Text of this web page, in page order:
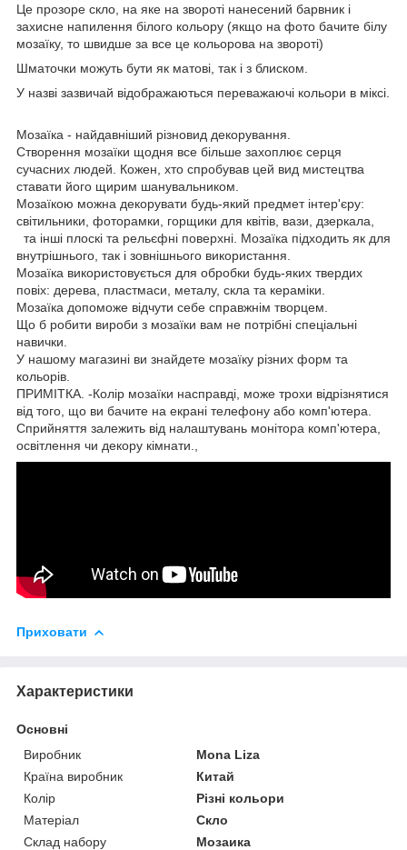
Це прозоре скло, на яке на звороті нанесений барвник і
захисне напилення білого кольору (якщо на фото бачите білу
мозаїку, то швидше за все це кольорова на звороті)
Шматочки можуть бути як матові, так і з блиском.
У назві зазвичай відображаються переважаючі кольори в міксі.
Мозаїка - найдавніший різновид декорування.
Створення мозаїки щодня все більше захоплює серця
сучасних людей. Кожен, хто спробував цей вид мистецтва
ставати його щирим шанувальником.
Мозаїкою можна декорувати будь-який предмет інтер'єру:
світильники, фоторамки, горщики для квітів, вази, дзеркала,
та інші плоскі та рельєфні поверхні. Мозаїка підходить як для
внутрішнього, так і зовнішнього використання.
Мозаїка використовується для обробки будь-яких твердих
повіх: дерева, пластмаси, металу, скла та кераміки.
Мозаїка допоможе відчути себе справжнім творцем.
Що б робити вироби з мозаїки вам не потрібні спеціальні
навички.
У нашому магазині ви знайдете мозаїку різних форм та
кольорів.
ПРИМІТКА. -Колір мозаїки насправді, може трохи відрізнятися
від того, що ви бачите на екрані телефону або комп'ютера.
Сприйняття залежить від налаштувань монітора комп'ютера,
освітлення чи декору кімнати.,
Приховати
Характеристики
Основні
Виробник
Mona Liza
Країна виробник
Китай
Колір
Різні кольори
Матеріал
Скло
Склад набору
Мозаика